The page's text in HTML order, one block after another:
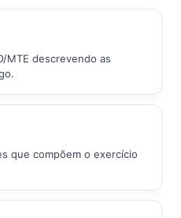
MTE descrevendo as
que compõem o exercício